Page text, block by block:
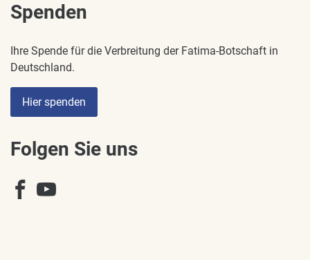
Spenden
Ihre Spende für die Verbreitung der Fatima-Botschaft in
Deutschland.
Hier spenden
Folgen Sie uns